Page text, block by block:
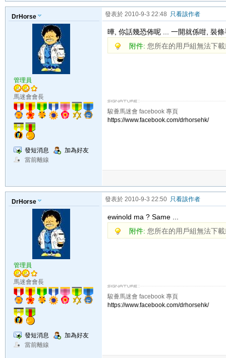
DrHorse
管理員
馬迷會會長
發短消息
加為好友
當前離線
發表於 2010-9-3 22:48 只看該作者
曄, 你話幾恐佈呢 ... 一開就係咁, 裝
附件: 您所在的用戶組無法下
駿薈馬迷會 facebook 專頁
https://www.facebook.com/drhorsehk/
DrHorse
管理員
馬迷會會長
發短消息
加為好友
當前離線
發表於 2010-9-3 22:50 只看該作者
ewinold ma ? Same ...
附件: 您所在的用戶組無法下
駿薈馬迷會 facebook 專頁
https://www.facebook.com/drhorsehk/